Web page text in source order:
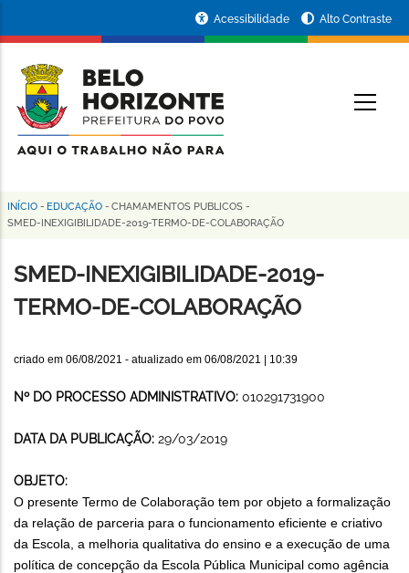
conteúdo
principal
da
Prefeitura
de
Horizonte
Acessibilidade Alto Contraste
Trilha
navegação
INÍCIO - EDUCAÇÃO - CHAMAMENTOS PUBLICOS -
SMED-INEXIGIBILIDADE-2019-TERMO-DE-COLABORAÇÃO
SMED-INEXIGIBILIDADE-2019-
TERMO-DE-COLABORAÇÃO
criado em 06/08/2021 - atualizado em 06/08/2021 | 10:39
Nº DO PROCESSO ADMINISTRATIVO: 010291731900
DATA DA PUBLICAÇÃO: 29/03/2019
OBJETO:
O presente Termo de Colaboração tem por objeto a formalização
da relação de parceria para o funcionamento eficiente e criativo
da Escola, a melhoria qualitativa do ensino e a execução de uma
política de concepção da Escola Pública Municipal como agência